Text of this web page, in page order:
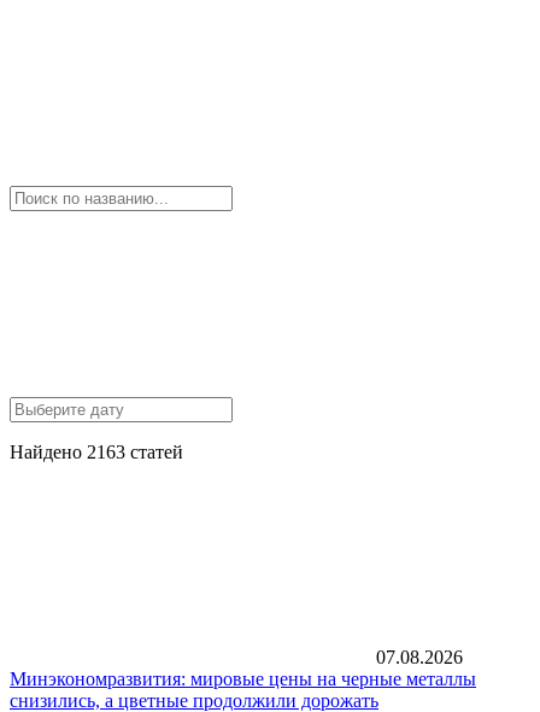
Найдено 2163 статей
07.08.2026
Минэкономразвития: мировые цены на черные металлы
снизились, а цветные продолжили дорожать